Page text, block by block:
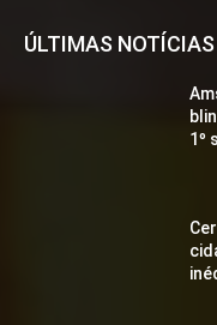
ÚLTIMAS NOTÍCIAS
1º